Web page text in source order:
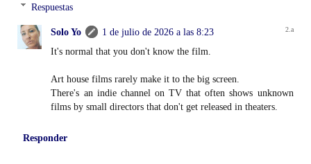
Respuestas
Solo Yo
1 de julio de 2026 a las 8:23
It's normal that you don't know the film.
Art house films rarely make it to the big screen.
There's an indie channel on TV that often shows unknown
films by small directors that don't get released in theaters.
Responder